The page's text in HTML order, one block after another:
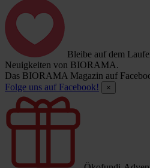
Bleibe auf dem
Neuigkeiten von BIORAMA.
Das BIORAMA Magazin auf
Folge uns auf Facebook!
×